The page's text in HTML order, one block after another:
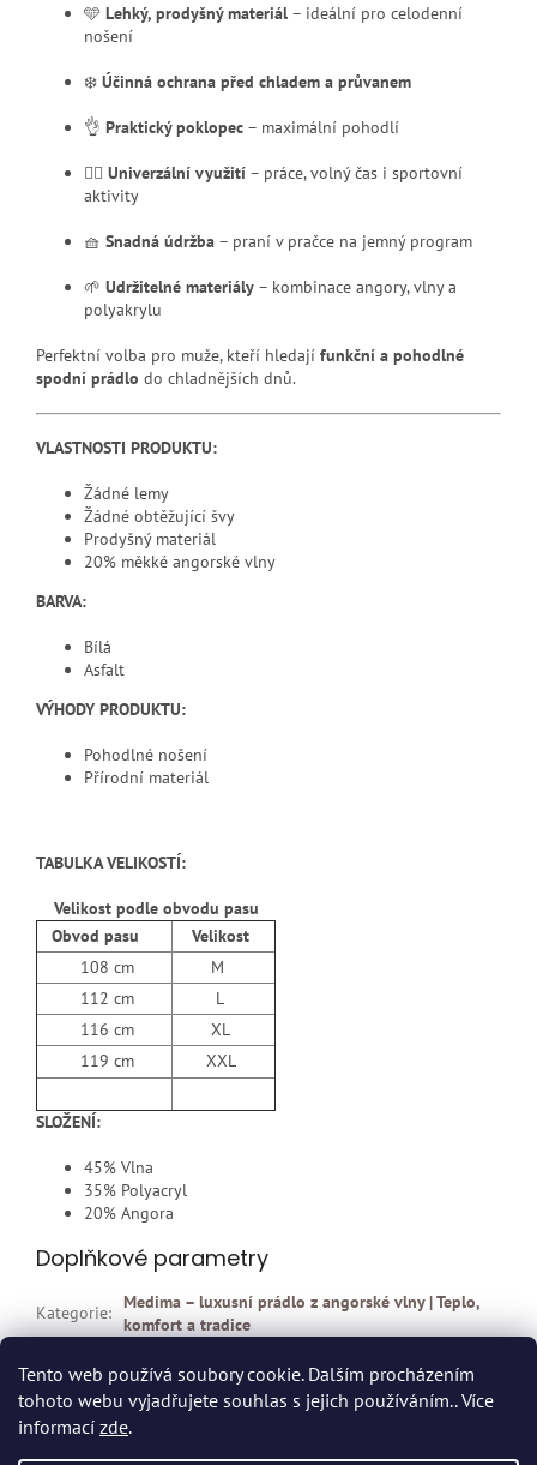
Tento web používá soubory cookie. Dalším procházením
tohoto webu vyjadřujete souhlas s jejich používáním.. Více
informací zde.
🩵 Lehký, prodyšný materiál – ideální pro celodenní
nošení
❄️ Účinná ochrana před chladem a průvanem
👌 Praktický poklopec – maximální pohodlí
🏃‍♂️ Univerzální využití – práce, volný čas i sportovní
aktivity
🧺 Snadná údržba – praní v pračce na jemný program
🌱 Udržitelné materiály – kombinace angory, vlny a
polyakrylu
Perfektní volba pro muže, kteří hledají funkční a pohodlné
spodní prádlo do chladnějších dnů.
VLASTNOSTI PRODUKTU:
Žádné lemy
Žádné obtěžující švy
Prodyšný materiál
20% měkké angorské vlny
BARVA:
Bílá
Asfalt
VÝHODY PRODUKTU:
Pohodlné nošení
Přírodní materiál
TABULKA VELIKOSTÍ:
Velikost podle obvodu pasu
Obvod pasu
Velikost
108 cm
M
112 cm
L
116 cm
XL
119 cm
XXL
SLOŽENÍ:
45% Vlna
35% Polyacryl
20% Angora
Doplňkové parametry
Kategorie: Medima – luxusní prádlo z angorské vlny | Teplo,
komfort a tradice